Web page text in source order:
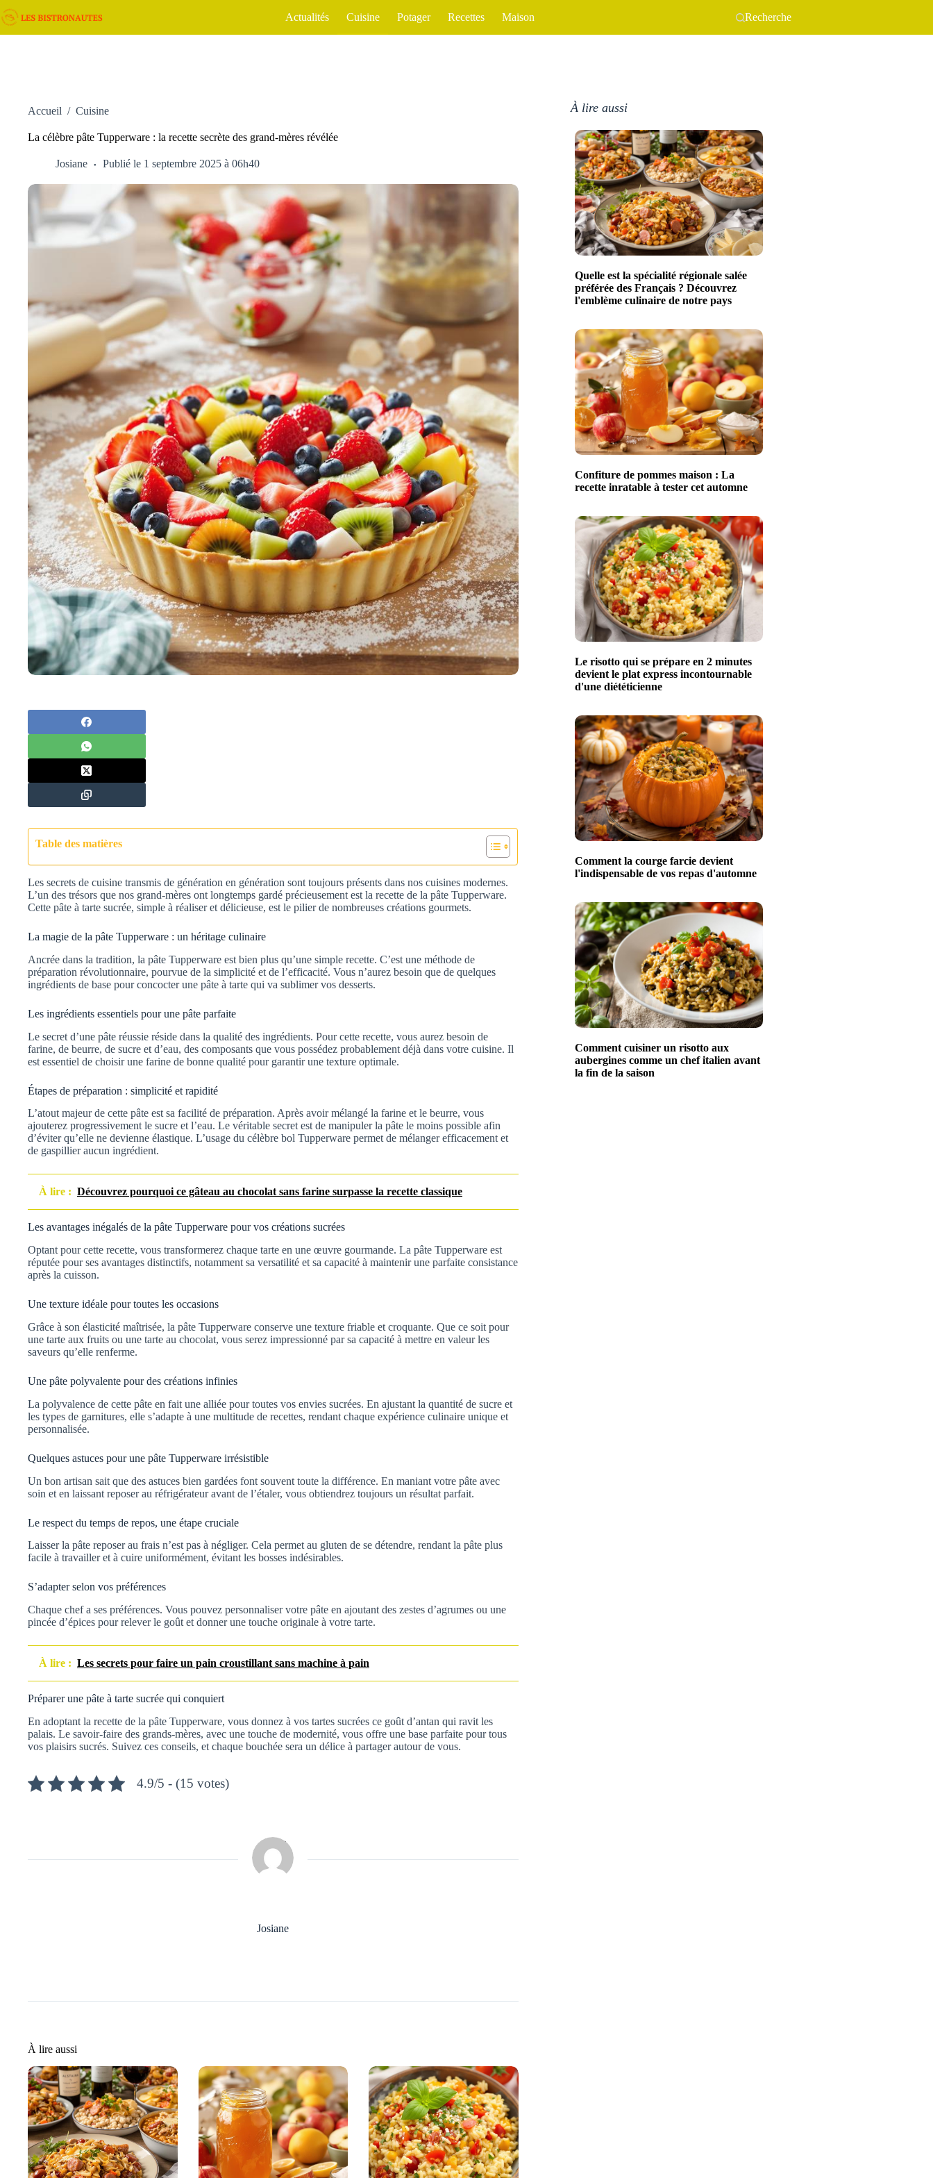
au
Actualités Cuisine Potager Recettes Maison Recherche
Accueil / Cuisine
La célèbre pâte Tupperware : la recette secrète des grand-mères révélée
Josiane Publié le 1 septembre 2025 à 06h40
Table des matières
Les secrets de cuisine transmis de génération en génération sont toujours présents dans nos cuisines modernes.
L’un des trésors que nos grand-mères ont longtemps gardé précieusement est la recette de la pâte Tupperware.
Cette pâte à tarte sucrée, simple à réaliser et délicieuse, est le pilier de nombreuses créations gourmets.
La magie de la pâte Tupperware : un héritage culinaire
Ancrée dans la tradition, la pâte Tupperware est bien plus qu’une simple recette. C’est une méthode de
préparation révolutionnaire, pourvue de la simplicité et de l’efficacité. Vous n’aurez besoin que de quelques
ingrédients de base pour concocter une pâte à tarte qui va sublimer vos desserts.
Les ingrédients essentiels pour une pâte parfaite
Le secret d’une pâte réussie réside dans la qualité des ingrédients. Pour cette recette, vous aurez besoin de
farine, de beurre, de sucre et d’eau, des composants que vous possédez probablement déjà dans votre cuisine. Il
est essentiel de choisir une farine de bonne qualité pour garantir une texture optimale.
Étapes de préparation : simplicité et rapidité
L’atout majeur de cette pâte est sa facilité de préparation. Après avoir mélangé la farine et le beurre, vous
ajouterez progressivement le sucre et l’eau. Le véritable secret est de manipuler la pâte le moins possible afin
d’éviter qu’elle ne devienne élastique. L’usage du célèbre bol Tupperware permet de mélanger efficacement et
de gaspillier aucun ingrédient.
À lire : Découvrez pourquoi ce gâteau au chocolat sans farine surpasse la recette classique
Les avantages inégalés de la pâte Tupperware pour vos créations sucrées
Optant pour cette recette, vous transformerez chaque tarte en une œuvre gourmande. La pâte Tupperware est
réputée pour ses avantages distinctifs, notamment sa versatilité et sa capacité à maintenir une parfaite consistance
après la cuisson.
Une texture idéale pour toutes les occasions
Grâce à son élasticité maîtrisée, la pâte Tupperware conserve une texture friable et croquante. Que ce soit pour
une tarte aux fruits ou une tarte au chocolat, vous serez impressionné par sa capacité à mettre en valeur les
saveurs qu’elle renferme.
Une pâte polyvalente pour des créations infinies
La polyvalence de cette pâte en fait une alliée pour toutes vos envies sucrées. En ajustant la quantité de sucre et
les types de garnitures, elle s’adapte à une multitude de recettes, rendant chaque expérience culinaire unique et
personnalisée.
Quelques astuces pour une pâte Tupperware irrésistible
Un bon artisan sait que des astuces bien gardées font souvent toute la différence. En maniant votre pâte avec
soin et en laissant reposer au réfrigérateur avant de l’étaler, vous obtiendrez toujours un résultat parfait.
Le respect du temps de repos, une étape cruciale
Laisser la pâte reposer au frais n’est pas à négliger. Cela permet au gluten de se détendre, rendant la pâte plus
facile à travailler et à cuire uniformément, évitant les bosses indésirables.
S’adapter selon vos préférences
Chaque chef a ses préférences. Vous pouvez personnaliser votre pâte en ajoutant des zestes d’agrumes ou une
pincée d’épices pour relever le goût et donner une touche originale à votre tarte.
À lire : Les secrets pour faire un pain croustillant sans machine à pain
Préparer une pâte à tarte sucrée qui conquiert
En adoptant la recette de la pâte Tupperware, vous donnez à vos tartes sucrées ce goût d’antan qui ravit les
palais. Le savoir-faire des grands-mères, avec une touche de modernité, vous offre une base parfaite pour tous
vos plaisirs sucrés. Suivez ces conseils, et chaque bouchée sera un délice à partager autour de vous.
4.9/5 - (15 votes)
Josiane
À lire aussi
À lire aussi
Quelle est la spécialité régionale salée
préférée des Français ? Découvrez
l'emblème culinaire de notre pays
Confiture de pommes maison : La
recette inratable à tester cet automne
Le risotto qui se prépare en 2 minutes
devient le plat express incontournable
d'une diététicienne
Comment la courge farcie devient
l'indispensable de vos repas d'automne
Comment cuisiner un risotto aux
aubergines comme un chef italien avant
la fin de la saison